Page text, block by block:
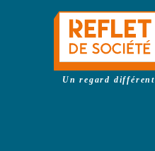
Un regard différent